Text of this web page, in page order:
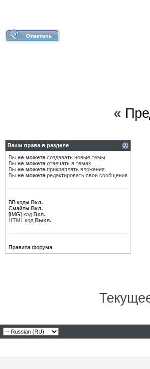
«
Ваши права в разделе
Вы не можете создавать новые темы
Вы не можете отвечать в темах
Вы не можете прикреплять вложения
Вы не можете редактировать свои сообщения
BB коды Вкл.
Смайлы Вкл.
[IMG] код Вкл.
HTML код Выкл.
Правила форума